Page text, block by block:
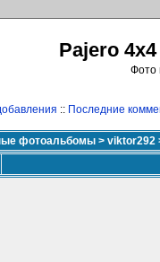
Pajero
Фото
:: Последние
фотоальбомы > viktor292